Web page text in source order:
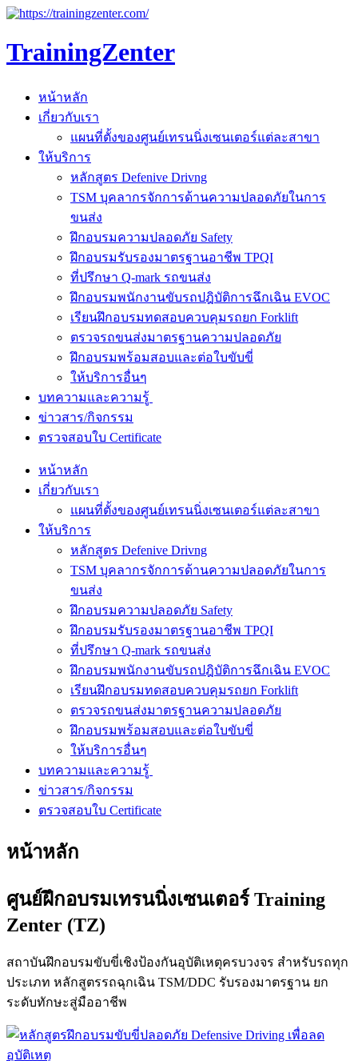
TrainingZenter
หน้าหลัก
เกี่ยวกับเรา
แผนที่ตั้งของศูนย์เทรนนิ่งเซนเตอร์แต่ละสาขา
ให้บริการ
หลักสูตร Defenive Drivng
TSM บุคลากรจักการด้านความปลอดภัยในการ
ขนส่ง
ฝึกอบรมความปลอดภัย Safety
ฝึกอบรมรับรองมาตรฐานอาชีพ TPQI
ที่ปรึกษา Q-mark รถขนส่ง
ฝึกอบรมพนักงานขับรถปฎิบัติการฉึกเฉิน EVOC
เรียนฝึกอบรมทดสอบควบคุมรถยก Forklift
ตรวจรถขนส่งมาตรฐานความปลอดภัย
ฝึกอบรมพร้อมสอบและต่อใบขับขี่
ให้บริการอื่นๆ
บทความและความรู้
ข่าวสาร/กิจกรรม
ตรวจสอบใบ Certificate
หน้าหลัก
เกี่ยวกับเรา
แผนที่ตั้งของศูนย์เทรนนิ่งเซนเตอร์แต่ละสาขา
ให้บริการ
หลักสูตร Defenive Drivng
TSM บุคลากรจักการด้านความปลอดภัยในการ
ขนส่ง
ฝึกอบรมความปลอดภัย Safety
ฝึกอบรมรับรองมาตรฐานอาชีพ TPQI
ที่ปรึกษา Q-mark รถขนส่ง
ฝึกอบรมพนักงานขับรถปฎิบัติการฉึกเฉิน EVOC
เรียนฝึกอบรมทดสอบควบคุมรถยก Forklift
ตรวจรถขนส่งมาตรฐานความปลอดภัย
ฝึกอบรมพร้อมสอบและต่อใบขับขี่
ให้บริการอื่นๆ
บทความและความรู้
ข่าวสาร/กิจกรรม
ตรวจสอบใบ Certificate
หน้าหลัก
ศูนย์ฝึกอบรมเทรนนิ่งเซนเตอร์ Training
Zenter (TZ)
สถาบันฝึกอบรมขับขี่เชิงป้องกันอุบัติเหตุครบวงจร สำหรับรถทุก
ประเภท หลักสูตรรถฉุกเฉิน TSM/DDC รับรองมาตรฐาน ยก
ระดับทักษะสู่มืออาชีพ